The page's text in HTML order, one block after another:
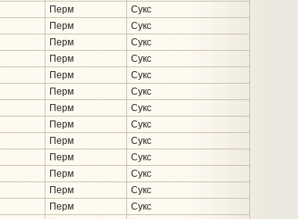
Перм
Сукс
Перм
Сукс
Перм
Сукс
Перм
Сукс
Перм
Сукс
Перм
Сукс
Перм
Сукс
Перм
Сукс
Перм
Сукс
Перм
Сукс
Перм
Сукс
Перм
Сукс
Перм
Сукс